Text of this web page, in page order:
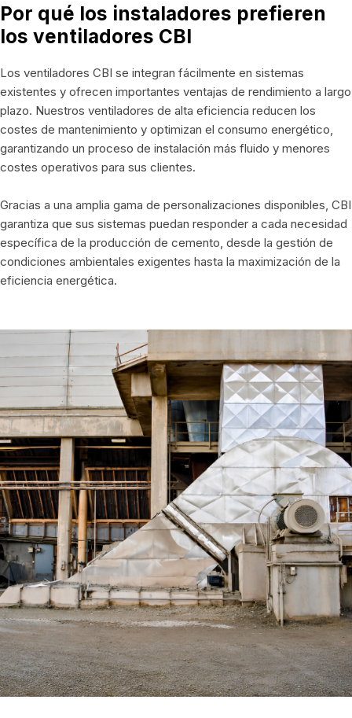
Por qué los instaladores prefieren
los ventiladores CBI
Los ventiladores CBI se integran fácilmente en sistemas
existentes y ofrecen importantes ventajas de rendimiento a largo
plazo. Nuestros ventiladores de alta eficiencia reducen los
costes de mantenimiento y optimizan el consumo energético,
garantizando un proceso de instalación más fluido y menores
costes operativos para sus clientes.
Gracias a una amplia gama de personalizaciones disponibles, CBI
garantiza que sus sistemas puedan responder a cada necesidad
específica de la producción de cemento, desde la gestión de
condiciones ambientales exigentes hasta la maximización de la
eficiencia energética.